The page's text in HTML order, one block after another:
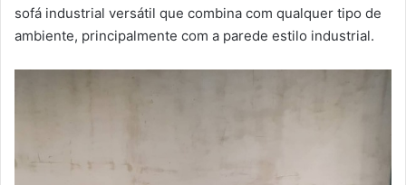
sofá industrial versátil que combina com qualquer tipo de
ambiente, principalmente com a parede estilo industrial.